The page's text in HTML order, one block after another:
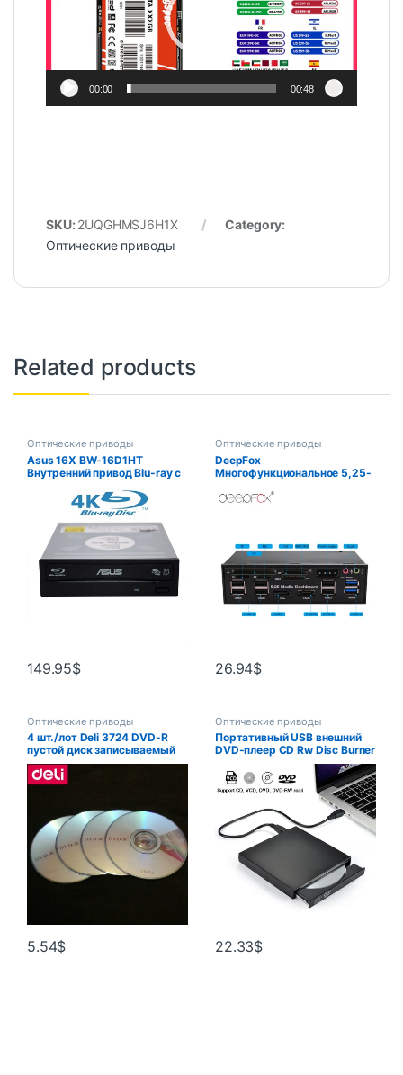
00:00 00:48
SKU: 2UQGHMSJ6H1X
Category:
Оптические приводы
Related products
Оптические приводы
Asus 16X BW-16D1HT
Внутренний привод Blu-ray с
РОТАЛОВЫЙ КОРОБКА)
149.95$
Оптические приводы
DeepFox
Многофункциональное 5,25-
карт приборной панели USB
приводов
26.94$
Оптические приводы
4 шт./лот Deli 3724 DVD-R
пустой диск записываемый
DVD одночиповый
записываемый цифровой
универсальный 4,7 ГБ/120
5.54$
Оптические приводы
Портативный USB внешний
DVD-плеер CD Rw Disc Burner
Combo Drive Reader для
Windows 98/8/10 ноутбуков
PC CD-рекордер для
ноутбуков и настольных ПК
22.33$